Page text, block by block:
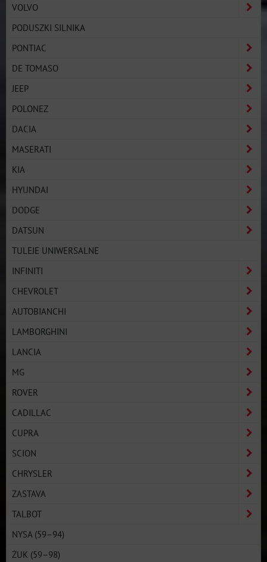
VOLVO
PODUSZKI SILNIKA
PONTIAC
DE TOMASO
JEEP
POLONEZ
DACIA
MASERATI
KIA
HYUNDAI
DODGE
DATSUN
TULEJE UNIWERSALNE
INFINITI
CHEVROLET
AUTOBIANCHI
LAMBORGHINI
LANCIA
MG
ROVER
CADILLAC
CUPRA
SCION
CHRYSLER
ZASTAVA
TALBOT
NYSA (59–94)
ŻUK (59–98)